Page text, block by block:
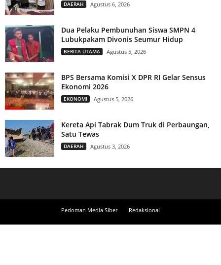
DAERAH Agustus 6, 2026
Dua Pelaku Pembunuhan Siswa SMPN 4
Lubukpakam Divonis Seumur Hidup
BERITA UTAMA Agustus 5, 2026
BPS Bersama Komisi X DPR RI Gelar Sensus
Ekonomi 2026
EKONOMI Agustus 5, 2026
Kereta Api Tabrak Dum Truk di Perbaungan,
Satu Tewas
DAERAH Agustus 3, 2026
Pedoman Media Siber Redaksional